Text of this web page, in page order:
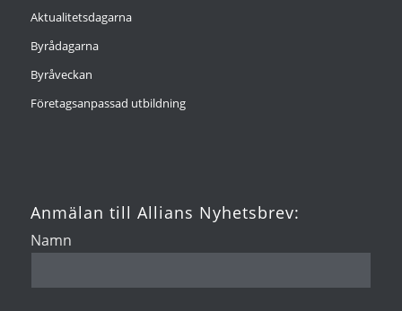
Aktualitetsdagarna
Byrådagarna
Byråveckan
Företagsanpassad utbildning
Anmälan till Allians Nyhetsbrev:
Namn